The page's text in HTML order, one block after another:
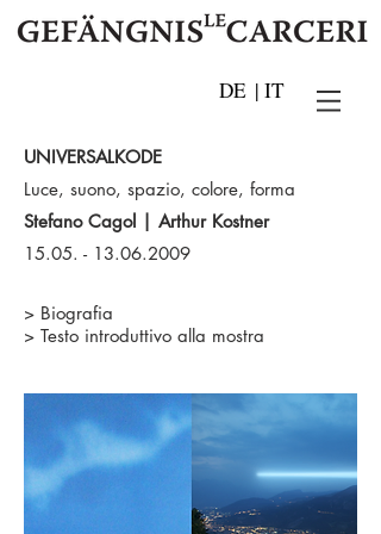
IT
|
DE
UNIVERSALKODE
Luce, suono, spazio, colore, forma
Stefano Cagol | Arthur Kostner
15.05. - 13.06.2009
> Biografia
> Testo introduttivo alla mostra